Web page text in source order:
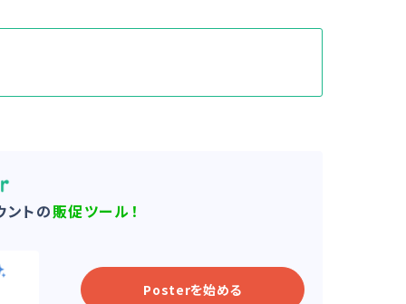
ントの販促ツール！
Posterを始める